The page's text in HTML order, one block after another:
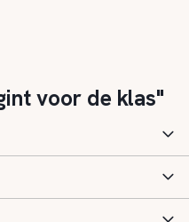
voor de klas"